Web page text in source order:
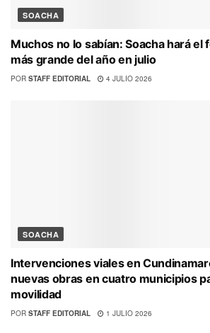
SOACHA
Muchos no lo sabían: Soacha hará el
más grande del año en julio
POR STAFF EDITORIAL 4 JULIO 2026
SOACHA
Intervenciones viales en
nuevas obras en cuatro municipios
movilidad
POR STAFF EDITORIAL 1 JULIO 2026